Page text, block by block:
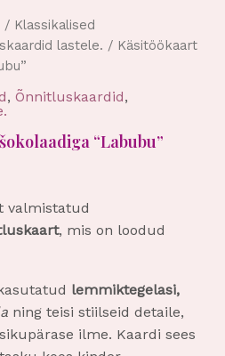
/ Klassikalised
lastele. / Käsitöökaart
, Õnnitluskaardid,
“Labubu”
valmistatud
, mis on loodud
lemmiktegelasi,
ning teisi stiilseid detaile,
ilme. Kaardi sees